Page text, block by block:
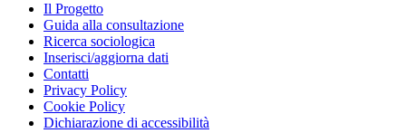
Il Progetto
Guida alla consultazione
Ricerca sociologica
Inserisci/aggiorna dati
Contatti
Privacy Policy
Cookie Policy
Dichiarazione di accessibilità